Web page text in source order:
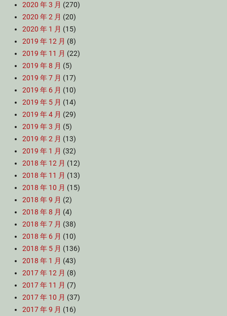
2020 年 3 月 (270)
2020 年 2 月 (20)
2020 年 1 月 (15)
2019 年 12 月 (8)
2019 年 11 月 (22)
2019 年 8 月 (5)
2019 年 7 月 (17)
2019 年 6 月 (10)
2019 年 5 月 (14)
2019 年 4 月 (29)
2019 年 3 月 (5)
2019 年 2 月 (13)
2019 年 1 月 (32)
2018 年 12 月 (12)
2018 年 11 月 (13)
2018 年 10 月 (15)
2018 年 9 月 (2)
2018 年 8 月 (4)
2018 年 7 月 (38)
2018 年 6 月 (10)
2018 年 5 月 (136)
2018 年 1 月 (43)
2017 年 12 月 (8)
2017 年 11 月 (7)
2017 年 10 月 (37)
2017 年 9 月 (16)